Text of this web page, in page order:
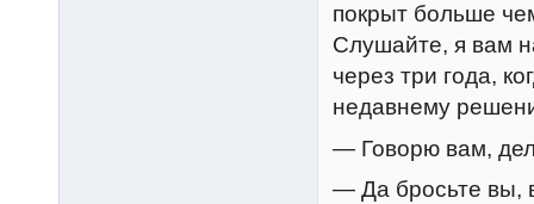
покрыт больше
Слушайте, я вам
через три года,
недавнему
— Говорю вам,
— Да бросьте вы,